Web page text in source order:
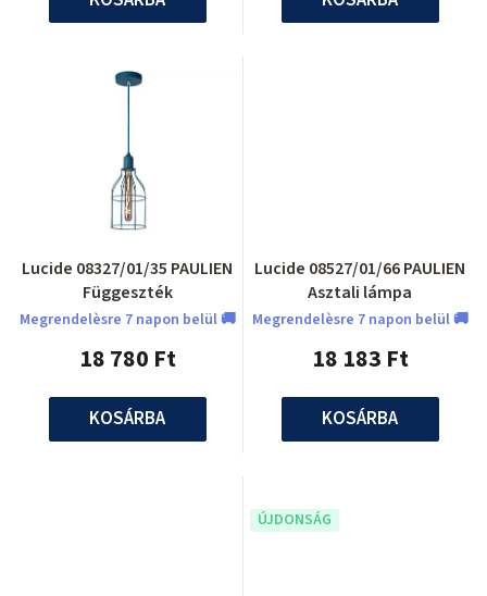
Lucide 08327/01/35 PAULIEN
Függeszték
Megrendelèsre 7 napon belül 🚚
18 780 Ft
KOSÁRBA
Lucide 08527/01/66 PAULIEN
Asztali lámpa
Megrendelèsre 7 napon belül 🚚
18 183 Ft
KOSÁRBA
ÚJDONSÁG